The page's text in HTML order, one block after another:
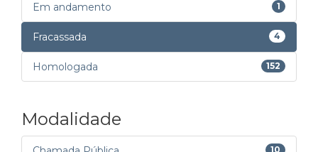
Em andamento 1
Fracassada 4
Homologada 152
Modalidade
10